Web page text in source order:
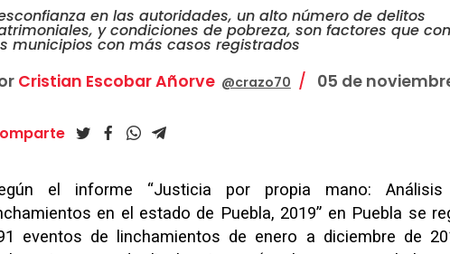
en las autoridades, un alto número de delitos
y condiciones de pobreza, son factores que
municipios con más casos registrados
Cristian Escobar Añorve @crazo70 05 de
el informe “Justicia por propia mano:
en el estado de Puebla, 2019” en Puebla se
eventos de linchamientos de enero a diciembre de